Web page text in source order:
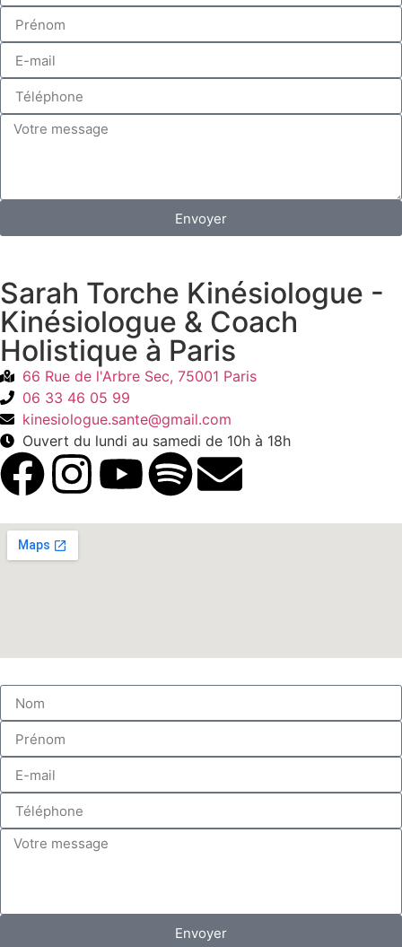
Envoyer
Sarah Torche Kinésiologue -
Kinésiologue & Coach
Holistique à Paris
66 Rue de l'Arbre Sec, 75001 Paris
06 33 46 05 99
kinesiologue.sante@gmail.com
Ouvert du lundi au samedi de 10h à 18h
Envoyer